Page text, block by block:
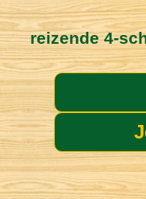
reizende 4-